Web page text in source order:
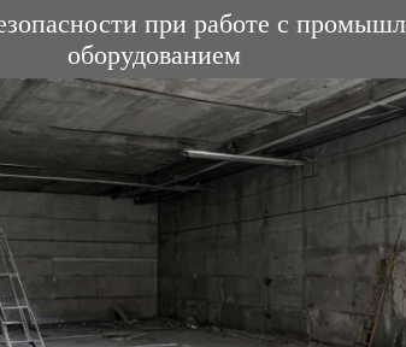
при работе с
оборудованием